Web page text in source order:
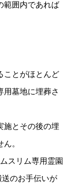
範囲内であれば
ことがほとんど
用墓地に埋葬さ
施とその後の埋
。
スリム専用霊園
のお手伝いが